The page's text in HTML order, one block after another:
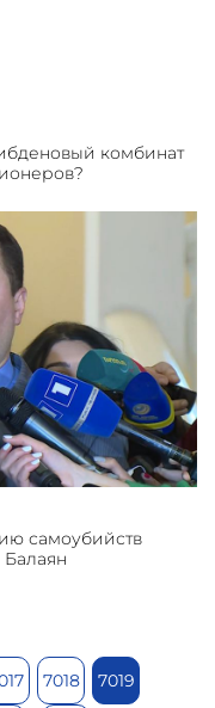
комбинат
самоубийств
7018 7019